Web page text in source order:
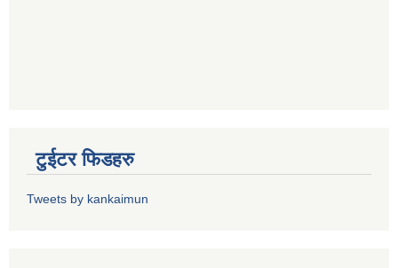
टुईटर फिडहरु
Tweets by kankaimun